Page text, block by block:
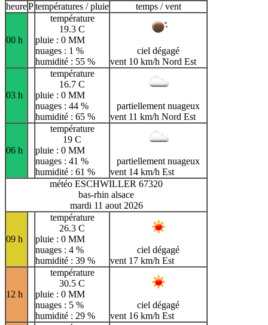
heurePtempératures / pluie temps / vent
00 h
température
19.3 C
pluie : 0 MM
nuages : 1 %
humidité : 55 %
ciel dégagé
vent 10 km/h Nord Est
03 h
température
16.7 C
pluie : 0 MM
nuages : 44 %
humidité : 65 %
partiellement nuageux
vent 11 km/h Nord Est
06 h
température
19 C
pluie : 0 MM
nuages : 41 %
humidité : 61 %
partiellement nuageux
vent 14 km/h Est
météo ESCHWILLER 67320
bas-rhin alsace
mardi 11 aout 2026
09 h
température
26.3 C
pluie : 0 MM
nuages : 4 %
humidité : 39 %
ciel dégagé
vent 17 km/h Est
12 h
température
30.5 C
pluie : 0 MM
nuages : 5 %
humidité : 29 %
ciel dégagé
vent 16 km/h Est